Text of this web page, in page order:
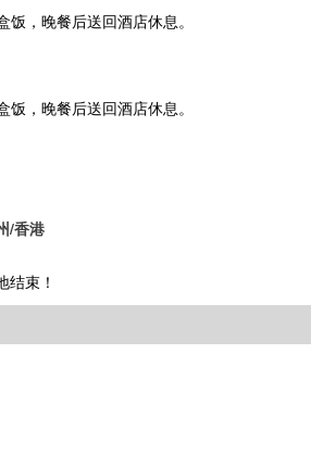
，晚餐后送回酒店休息。
，晚餐后送回酒店休息。
/香港
束！